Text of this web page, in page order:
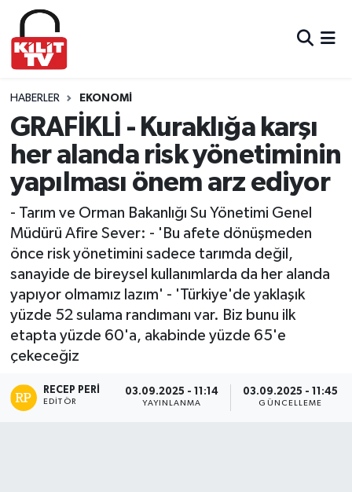
HABERLER EKONOMI
GRAFİKLİ - Kuraklığa karşı
her alanda risk yönetiminin
yapılması önem arz ediyor
- Tarım ve Orman Bakanlığı Su Yönetimi Genel
Müdürü Afire Sever: - 'Bu afete dönüşmeden
önce risk yönetimini sadece tarımda değil,
sanayide de bireysel kullanımlarda da her alanda
yapıyor olmamız lazım' - 'Türkiye'de yaklaşık
yüzde 52 sulama randımanı var. Biz bunu ilk
etapta yüzde 60'a, akabinde yüzde 65'e
çekeceğiz
RECEP PERI
EDITÖR
03.09.2025 - 11:14
YAYINLANMA
03.09.2025 - 11:45
GÜNCELLEME
Hava Durumu
Trafik Durumu
Süper Lig Puan Durumu ve Fikstür
Tüm Manşetler
Son Dakika Haberleri
Haber Arşivi